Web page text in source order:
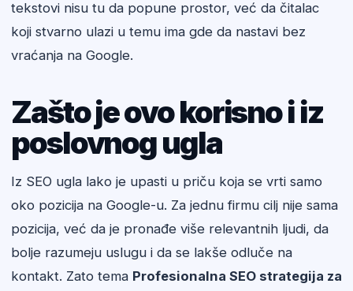
tekstovi nisu tu da popune prostor, već da čitalac
koji stvarno ulazi u temu ima gde da nastavi bez
vraćanja na Google.
Zašto je ovo korisno i iz
poslovnog ugla
Iz SEO ugla lako je upasti u priču koja se vrti samo
oko pozicija na Google-u. Za jednu firmu cilj nije sama
pozicija, već da je pronađe više relevantnih ljudi, da
bolje razumeju uslugu i da se lakše odluče na
kontakt. Zato tema Profesionalna SEO strategija za